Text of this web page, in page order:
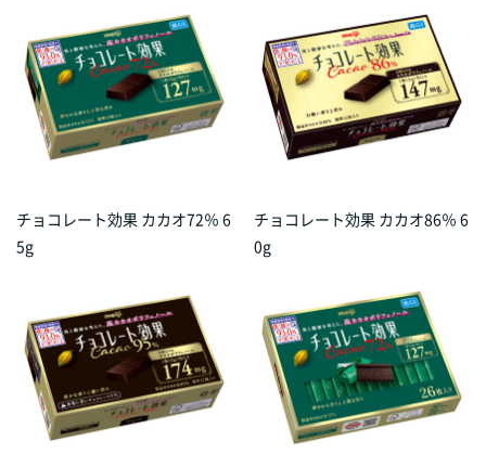
チョコレート効果 カカオ72％ 6
5g
チョコレート効果 カカオ86％ 6
0g